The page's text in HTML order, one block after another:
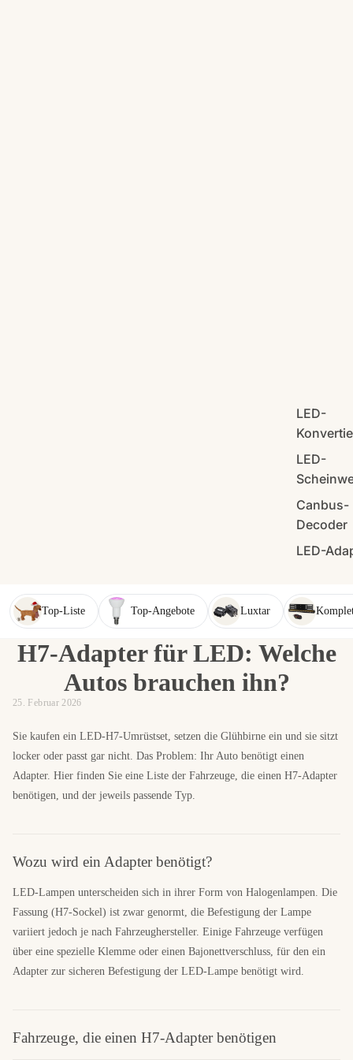
LED-
LED-
Canbus-
Decoder
LED-
Top-Liste Top-Angebote Luxtar
H7-Adapter für LED: Welche
Autos brauchen ihn?
25. Februar 2026
Sie kaufen ein LED-H7-Umrüstset, setzen die Glühbirne ein und sie sitzt
locker oder passt gar nicht. Das Problem: Ihr Auto benötigt einen
Adapter. Hier finden Sie eine Liste der Fahrzeuge, die einen H7-Adapter
benötigen, und der jeweils passende Typ.
Wozu wird ein Adapter benötigt?
LED-Lampen unterscheiden sich in ihrer Form von Halogenlampen. Die
Fassung (H7-Sockel) ist zwar genormt, die Befestigung der Lampe
variiert jedoch je nach Fahrzeughersteller. Einige Fahrzeuge verfügen
über eine spezielle Klemme oder einen Bajonettverschluss, für den ein
Adapter zur sicheren Befestigung der LED-Lampe benötigt wird.
Fahrzeuge, die einen H7-Adapter benötigen